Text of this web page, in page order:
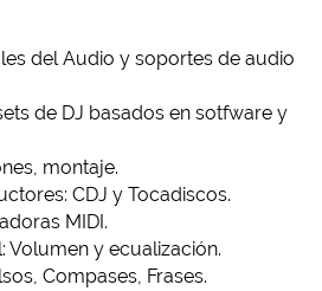
del Audio y soportes de audio
de DJ basados en sotfware y
montaje.
CDJ y Tocadiscos.
MIDI.
Volumen y ecualización.
Compases, Frases.